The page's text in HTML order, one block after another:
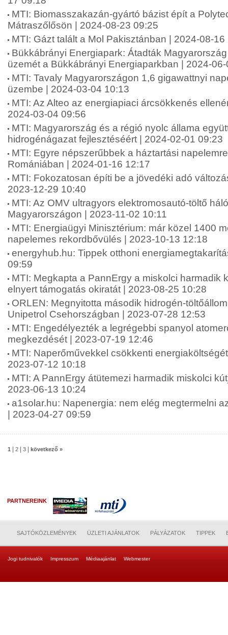
MTI: Biomasszakazán-gyártó bázist épít a
Mátraszőlősön | 2024-08-23 09:25
MTI: Gázt talált a Mol Pakisztánban | 2024-08-16
Bükkábrányi Energiapark: Átadták
üzemét a Bükkábrányi Energiaparkban | 2024-
MTI: Tavaly Magyarországon 1,6 gigawattnyi
üzembe | 2024-03-04 10:13
MTI: Az Alteo az energiapiaci árcsökkenés
2024-03-04 09:56
MTI: Magyarország és a régió nyolc állama
hidrogénágazat fejlesztéséért | 2024-02-01 09:23
MTI: Egyre népszerűbbek a háztartási
Romániában | 2024-01-16 12:17
MTI: Fokozatosan építi be a jövedéki adó
2023-12-29 10:40
MTI: Az OMV ultragyors elektromosautó-töltő
Magyarországon | 2023-11-02 10:11
MTI: Energiaügyi Minisztérium: már közel 1400
napelemes rekordbővülés | 2023-10-13 12:18
energyhub.hu: Tippek otthoni
09:59
MTI: Megkapta a PannErgy a miskolci harmadik
elnyert támogatás okiratát | 2023-08-25 10:28
ORLEN: Megnyitotta második hidrogén-
Unipetrol Csehországban | 2023-07-28 12:53
MTI: Engedélyezték a legrégebbi spanyol
megkezdését | 2023-07-19 12:46
MTI: Naperőművekkel csökkenti
2023-07-12 10:18
MTI: A PannErgy átütemezi harmadik miskolci
2023-06-13 10:24
a1solar.hu: Napenergia: nem elég megtermelni
| 2023-04-27 09:59
1 2 3 következő »
PARTNEREINK
SAJTÓKÖZLEMÉNYEK ÜZLETI AJÁNLATOK PÁLYÁZATOK TIPPEK
Jogi tudnivalók Impresszum Médiaajánlat Webmester